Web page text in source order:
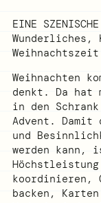
EINE
Weihnachtszeit
Weihnachten
denkt. Da hat
in den
Advent. Damit
und
werden
koordinieren,
backen,